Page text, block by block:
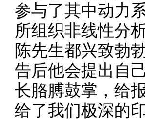
参与了其中动力
所组织非线性分
陈先生都兴致勃
告后他会提出自
长胳膊鼓掌，给
给了我们极深的